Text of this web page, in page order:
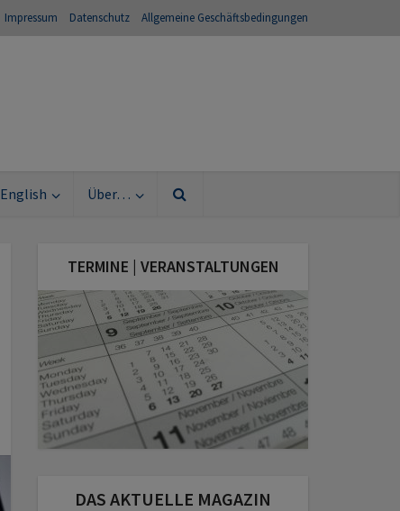
Impressum Datenschutz Allgemeine Geschäftsbedingungen
English Über…
TERMINE | VERANSTALTUNGEN
DAS AKTUELLE MAGAZIN